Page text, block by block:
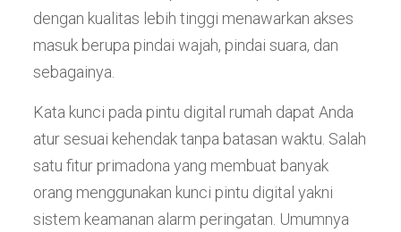
dengan kualitas lebih tinggi menawarkan akses
masuk berupa pindai wajah, pindai suara, dan
sebagainya.
Kata kunci pada pintu digital rumah dapat Anda
atur sesuai kehendak tanpa batasan waktu. Salah
satu fitur primadona yang membuat banyak
orang menggunakan kunci pintu digital yakni
sistem keamanan alarm peringatan. Umumnya